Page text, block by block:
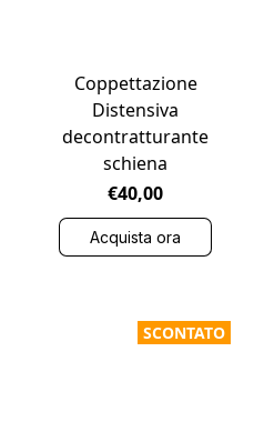
Coppettazione
Distensiva
decontratturante
schiena
€40,00
Acquista ora
SCONTATO